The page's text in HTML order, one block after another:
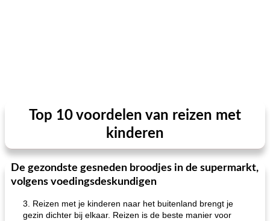
Top 10 voordelen van reizen met
kinderen
De gezondste gesneden broodjes in de supermarkt,
volgens voedingsdeskundigen
3. Reizen met je kinderen naar het buitenland brengt je
gezin dichter bij elkaar. Reizen is de beste manier voor